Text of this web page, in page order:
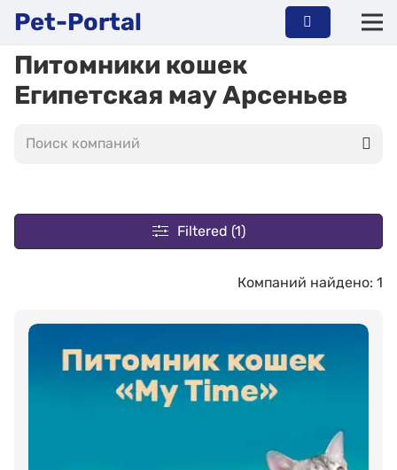
Pet-Portal
Питомники кошек
Египетская мау Арсеньев
Filtered (1)
Компаний найдено: 1